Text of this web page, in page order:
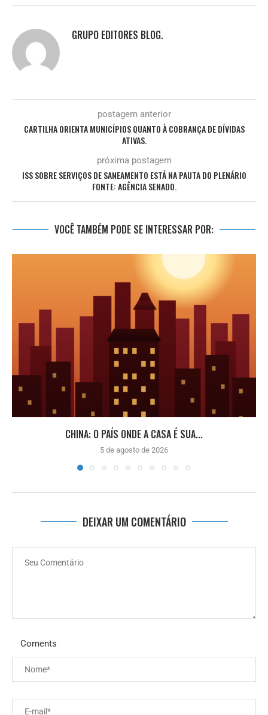
GRUPO EDITORES BLOG.
postagem anterior
CARTILHA ORIENTA MUNICÍPIOS QUANTO À COBRANÇA DE DÍVIDAS
ATIVAS.
próxima postagem
ISS SOBRE SERVIÇOS DE SANEAMENTO ESTÁ NA PAUTA DO PLENÁRIO
FONTE: AGÊNCIA SENADO.
VOCÊ TAMBÉM PODE SE INTERESSAR POR:
CHINA: O PAÍS ONDE A CASA É SUA...
5 de agosto de 2026
DEIXAR UM COMENTÁRIO
Coments